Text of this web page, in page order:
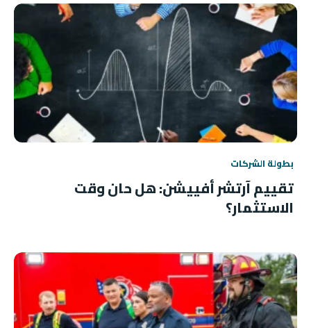
بطولة الشركات
تقييم آرتشر أفييشن: هل حان وقت
الاستثمار؟